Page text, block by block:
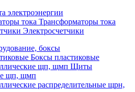
электроэнергии
Трансформаторы тока
Электросчетчики
боксы
Боксы пластиковые
Щиты
щп, щмп